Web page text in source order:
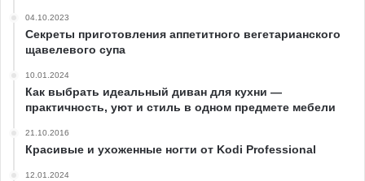
04.10.2023
Секреты приготовления аппетитного вегетарианского
щавелевого супа
10.01.2024
Как выбрать идеальный диван для кухни —
практичность, уют и стиль в одном предмете мебели
21.10.2016
Красивые и ухоженные ногти от Kodi Professional
12.01.2024